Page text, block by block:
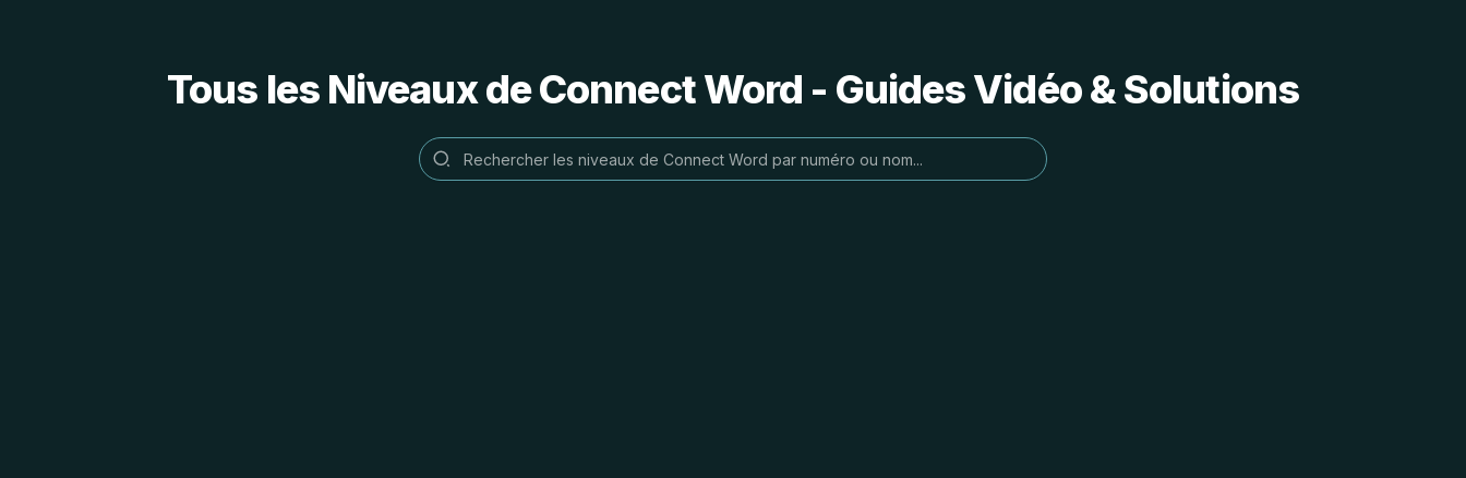
Tous les Niveaux de Connect Word - Guides Vidéo & Solutions